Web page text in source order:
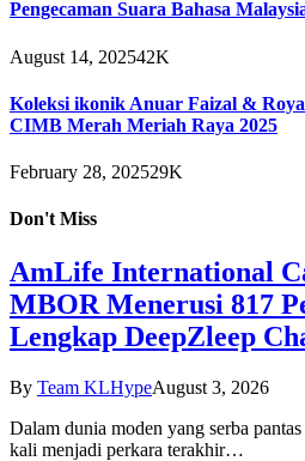
Pengecaman Suara Bahasa
August 14, 202542K
Koleksi ikonik Anuar Faizal &
CIMB Merah Meriah Raya 2025
February 28, 202529K
Don't Miss
AmLife International
MBOR Menerusi 817
Lengkap DeepZleep
By Team KLHypeAugust 3, 2026
Dalam dunia moden yang serba
kali menjadi perkara terakhir…